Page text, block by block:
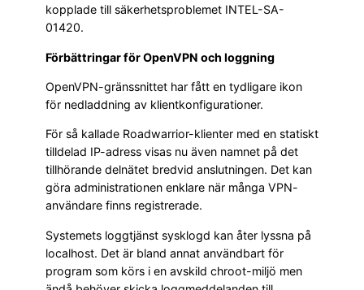
kopplade till säkerhetsproblemet INTEL-SA-
01420.
Förbättringar för OpenVPN och loggning
OpenVPN-gränssnittet har fått en tydligare ikon
för nedladdning av klientkonfigurationer.
För så kallade Roadwarrior-klienter med en statiskt
tilldelad IP-adress visas nu även namnet på det
tillhörande delnätet bredvid anslutningen. Det kan
göra administrationen enklare när många VPN-
användare finns registrerade.
Systemets loggtjänst sysklogd kan åter lyssna på
localhost. Det är bland annat användbart för
program som körs i en avskild chroot-miljö men